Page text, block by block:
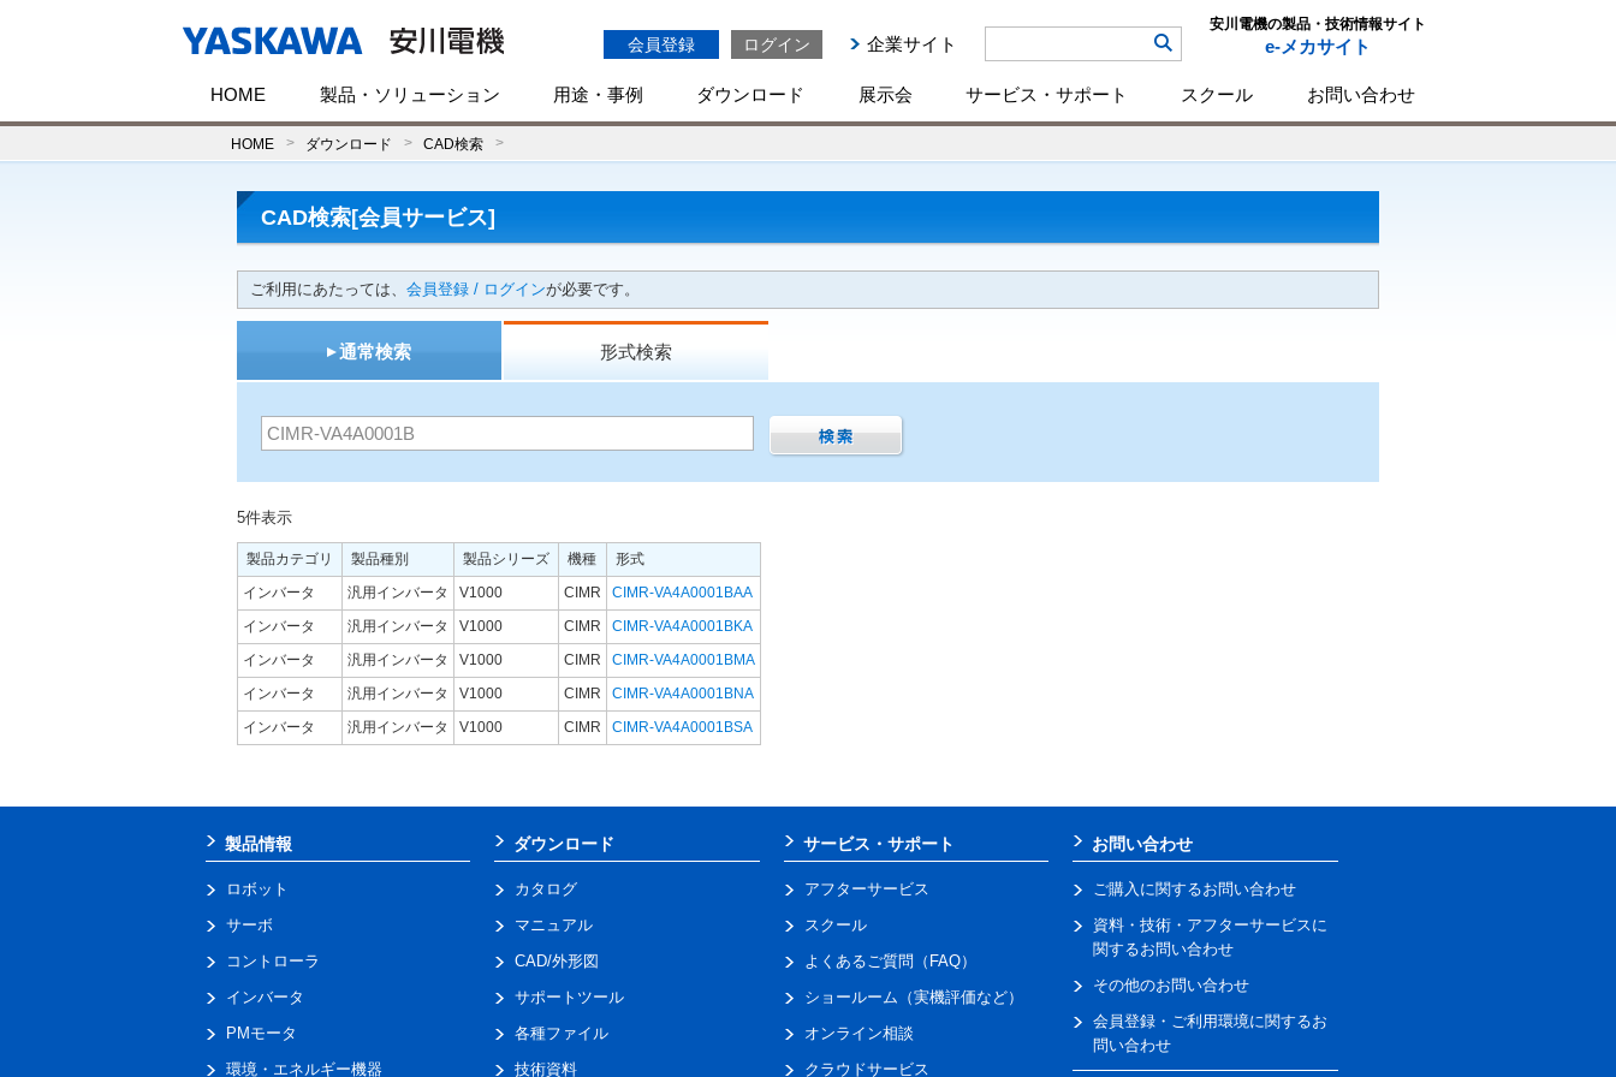
会員登録 ログイン 企業サイト
安川電機の製品・技術情報サイト
e-メカサイト
HOME 製品・ソリューション 用途・事例 ダウンロード 展示会 サービス・サポート スクール お問い合わせ
HOME ダウンロード CAD検索
CAD検索[会員サービス]
ご利用にあたっては、 会員登録 / ログインが必要です。
通常検索 形式検索
5件表示
製品カテゴリ 製品種別 製品シリーズ 機種
形式
インバータ
汎用インバータ V1000 CIMR
CIMR-VA4A0001BAA
インバータ
汎用インバータ V1000 CIMR
CIMR-VA4A0001BKA
インバータ
汎用インバータ V1000 CIMR
CIMR-VA4A0001BMA
インバータ
汎用インバータ V1000 CIMR
CIMR-VA4A0001BNA
インバータ
汎用インバータ V1000 CIMR CIMR-VA4A0001BSA
製品情報
ロボット
サーボ
コントローラ
インバータ
PMモータ
環境・エネルギー機器
ダウンロード
カタログ
マニュアル
CAD/外形図
サポートツール
各種ファイル
技術資料
サービス・サポート
アフターサービス
スクール
よくあるご質問（FAQ）
ショールーム（実機評価など）
オンライン相談
クラウドサービス
お問い合わせ
ご購入に関するお問い合わせ
資料・技術・アフターサービスに
関するお問い合わせ
その他のお問い合わせ
会員登録・ご利用環境に関するお
問い合わせ